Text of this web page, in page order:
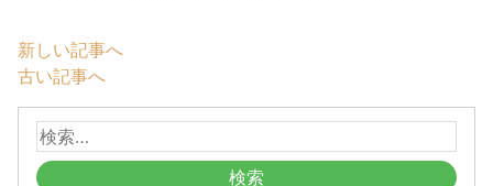
新しい記事へ
古い記事へ